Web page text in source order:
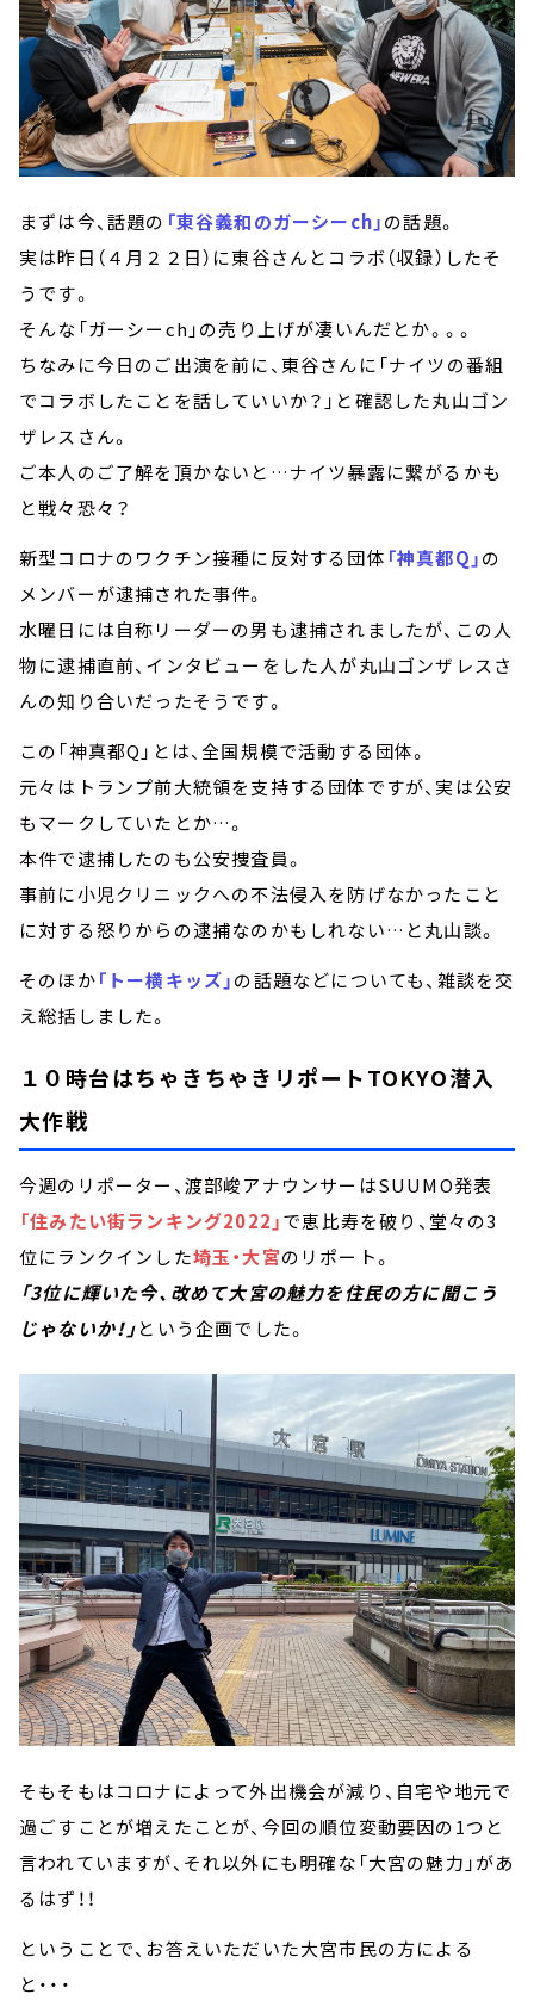
まずは今、話題の 「東谷義和のガーシーch」の話題。
実は昨日（４月２２日）に東谷さんとコラボ（収録）したそ
うです。
そんな「ガーシーch」の売り上げが凄いんだとか。。。
ちなみに今日のご出演を前に、東谷さんに「ナイツの番組
でコラボしたことを話していいか？」と確認した丸山ゴン
ザレスさん。
ご本人のご了解を頂かないと…ナイツ暴露に繋がるかも
と戦々恐々？
新型コロナのワクチン接種に反対する団体 「神真都Q」の
メンバーが逮捕された事件。
水曜日には自称リーダーの男も逮捕されましたが、この人
物に逮捕直前、インタビューをした人が丸山ゴンザレスさ
んの知り合いだったそうです。
この「神真都Q」とは、全国規模で活動する団体。
元々はトランプ前大統領を支持する団体ですが、実は公安
もマークしていたとか…。
本件で逮捕したのも公安捜査員。
事前に小児クリニックへの不法侵入を防げなかったこと
に対する怒りからの逮捕なのかもしれない…と丸山談。
そのほか「トー横キッズ」の話題などについても、雑談を交
え総括しました。
１０時台はちゃきちゃきリポートTOKYO潜入
大作戦
今週のリポーター、渡部峻アナウンサーはSUUMO発表
「住みたい街ランキング2022」で恵比寿を破り、堂々の3
位にランクインした埼玉・大宮のリポート。
「3位に輝いた今、改めて大宮の魅力を住民の方に聞こう
じゃないか！」という企画でした。
そもそもはコロナによって外出機会が減り、自宅や地元で
過ごすことが増えたことが、今回の順位変動要因の1つと
言われていますが、それ以外にも明確な「大宮の魅力」があ
るはず！！
ということで、お答えいただいた大宮市民の方による
と・・・